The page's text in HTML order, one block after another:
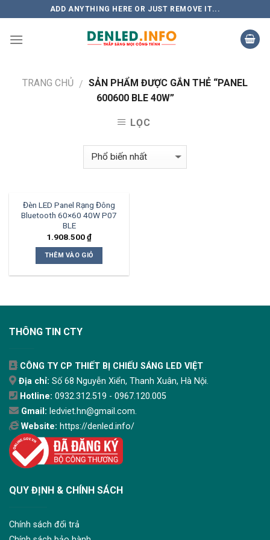
to
content
ADD ANYTHING HERE OR JUST REMOVE IT...
TRANG CHỦ / SẢN PHẨM ĐƯỢC GẮN THẺ “PANEL
600600 BLE 40W”
LỌC
Đèn LED Panel Rạng Đông
Bluetooth 60×60 40W P07
BLE
1.908.500₫
THÊM VÀO GIỎ
THÔNG TIN CTY
CÔNG TY CP THIẾT BỊ CHIẾU SÁNG LED VIỆT
Địa chỉ: Số 68 Nguyễn Xiển, Thanh Xuân, Hà Nội.
Hotline: 0932.312.519 - 0967.120.005
Gmail: ledviet.hn@gmail.com.
Website: https://denled.info/
QUY ĐỊNH & CHÍNH SÁCH
Chính sách đổi trả